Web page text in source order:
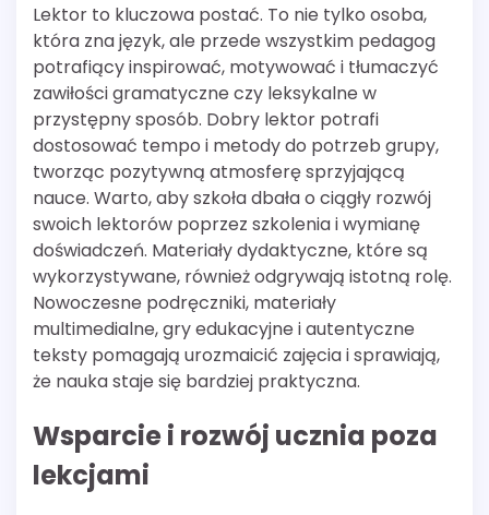
Lektor to kluczowa postać. To nie tylko osoba,
która zna język, ale przede wszystkim pedagog
potrafiący inspirować, motywować i tłumaczyć
zawiłości gramatyczne czy leksykalne w
przystępny sposób. Dobry lektor potrafi
dostosować tempo i metody do potrzeb grupy,
tworząc pozytywną atmosferę sprzyjającą
nauce. Warto, aby szkoła dbała o ciągły rozwój
swoich lektorów poprzez szkolenia i wymianę
doświadczeń. Materiały dydaktyczne, które są
wykorzystywane, również odgrywają istotną rolę.
Nowoczesne podręczniki, materiały
multimedialne, gry edukacyjne i autentyczne
teksty pomagają urozmaicić zajęcia i sprawiają,
że nauka staje się bardziej praktyczna.
Wsparcie i rozwój ucznia poza
lekcjami